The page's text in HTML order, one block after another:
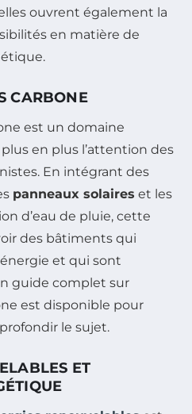
ouvrent également la
en matière de
CARBONE
est un domaine
en plus l’attention des
En intégrant des
panneaux solaires et les
d’eau de pluie, cette
des bâtiments qui
et qui sont
guide complet sur
est disponible pour
le sujet.
ET